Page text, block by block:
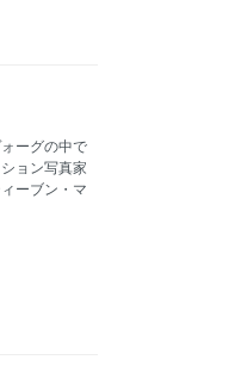
ーグの中で
ョン写真家
ーブン・マ